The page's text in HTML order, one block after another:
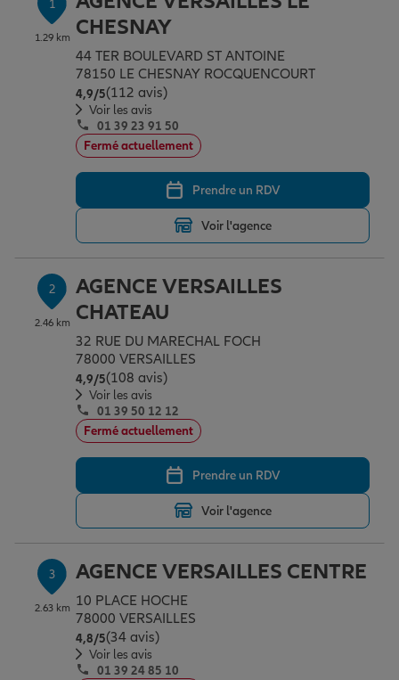
Assurance emprunteur
Prévoyance et dépendance
Assurance animal de compagnie
Protection de la famille
Protection juridique
Épargne & retraite
Plan épargne retraite
Assurance vie
Placements financiers
Transmission
Vos projets
Partir en vacances
Déménager
Départ à la retraite
Préparer l’avenir
Conseil assurance
Outre-mer
Assurance habitation
Le Pack Famille
Garantie des accidents de la vie
Assurance scolaire
Protection juridique
Retraite
Allianz en France
1
1.29 km CHESNAY
44 TER BOULEVARD ST ANTOINE
78150 LE CHESNAY ROCQUENCOURT
4,9/5Note de 4.9 sur 5
(112 avis)
Voir les avis
01 39 23 91 50
Fermé actuellement
Prendre un RDV
Voir l'agence
2
2.46 km
AGENCE VERSAILLES
CHATEAU
32 RUE DU MARECHAL FOCH
78000 VERSAILLES
4,9/5Note de 4.9 sur 5
(108 avis)
Voir les avis
01 39 50 12 12
Fermé actuellement
Prendre un RDV
Voir l'agence
3
2.63 km
AGENCE VERSAILLES CENTRE
10 PLACE HOCHE
78000 VERSAILLES
4,8/5Note de 4.8 sur 5
(34 avis)
Voir les avis
01 39 24 85 10